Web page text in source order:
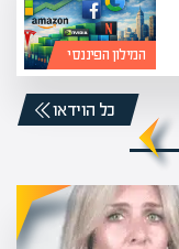
המילון הפיננסי
כל הוידאו